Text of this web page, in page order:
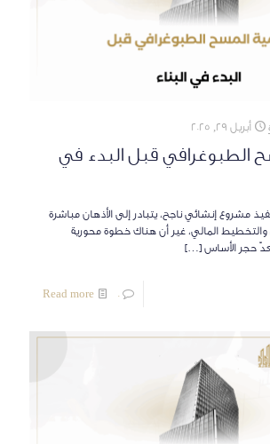
أبريل 29, 2025
الطبوغرافي قبل البدء في
مشروع إنشائي ناجح، يتبادر إلى الأذهان مباشرة
المالي، غير أن هناك خطوة محورية
حجر الأساس […]
0
Read more